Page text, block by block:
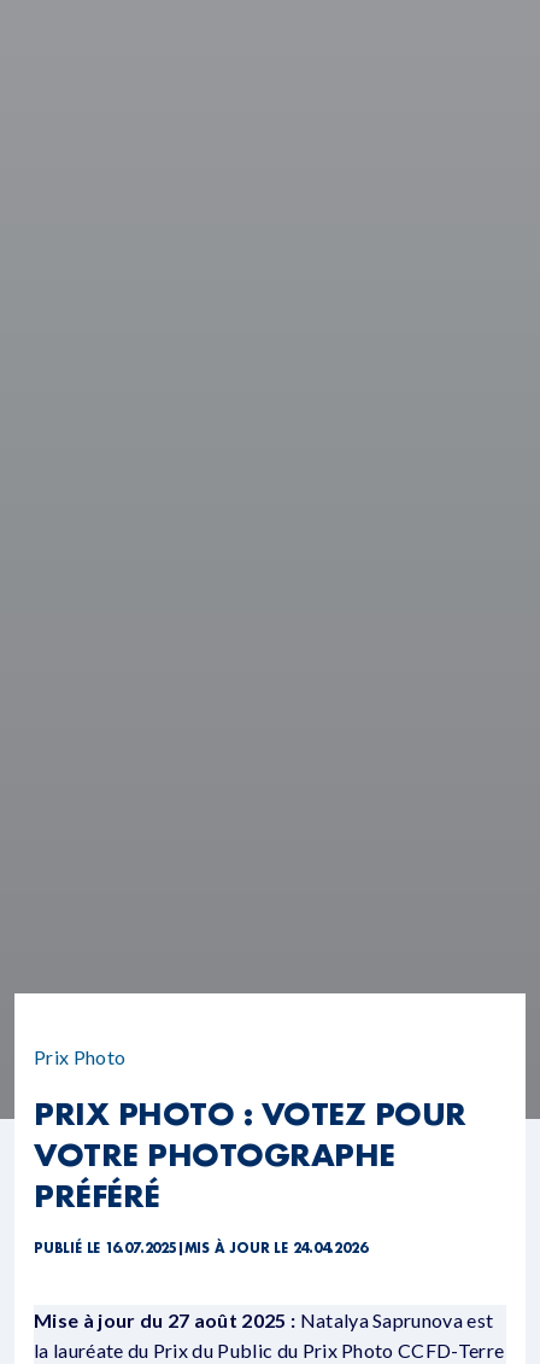
Prix Photo
PRIX PHOTO : VOTEZ POUR
VOTRE PHOTOGRAPHE
PRÉFÉRÉ
PUBLIÉ LE 16.07.2025 MIS À JOUR LE 24.04.2026
Mise à jour du 27 août 2025 : Natalya Saprunova est
la lauréate du Prix du Public du Prix Photo CCFD-Terre